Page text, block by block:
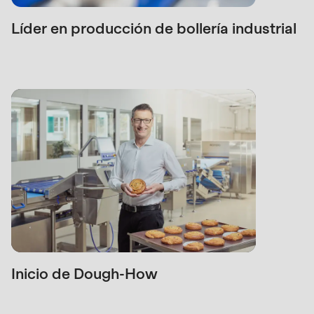
of
function:
mb_substr():
Passing
null
to
parameter
#1
($string)
type
Líder en producción de bollería industrial
Inicio de Dough-How